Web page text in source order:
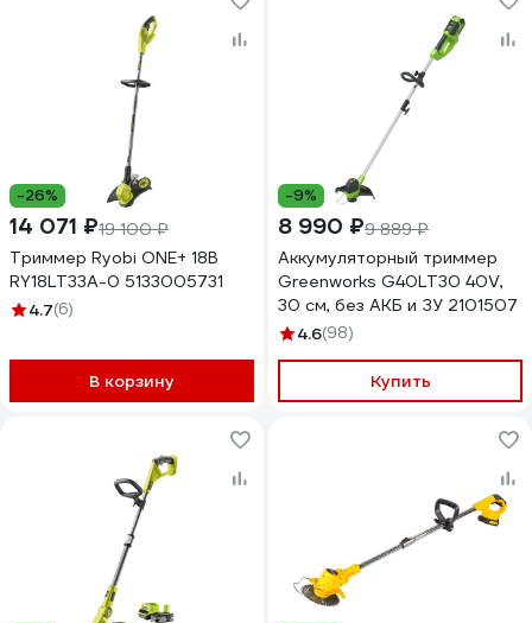
-26%
14 071 ₽19 100 ₽
Триммер Ryobi ONE+ 18В
RY18LT33A-0 5133005731
4.7(6)
В корзину
-9%
8 990 ₽9 889 ₽
Аккумуляторный триммер
Greenworks G40LT30 40V,
30 см, без АКБ и ЗУ 2101507
4.6(98)
Купить